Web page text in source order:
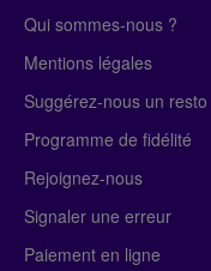
Qui sommes-nous ?
Mentions légales
Suggérez-nous un resto
Programme de fidélité
Rejoignez-nous
Signaler une erreur
Paiement en ligne